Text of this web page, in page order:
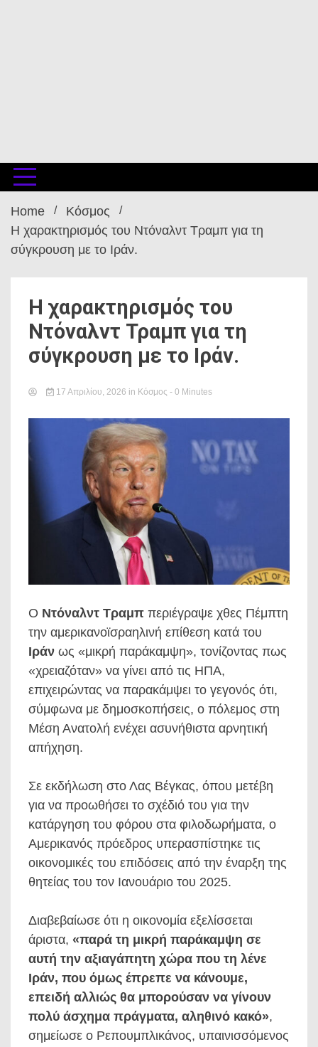
Home
Κόσμος
Η χαρακτηρισμός του Ντόναλντ Τραμπ για τη
σύγκρουση με το Ιράν.
Η χαρακτηρισμός του
Ντόναλντ Τραμπ για τη
σύγκρουση με το Ιράν.
17 Απριλίου, 2026 in Κόσμος - 0 Minutes
Ο Ντόναλντ Τραμπ περιέγραψε χθες Πέμπτη
την αμερικανοϊσραηλινή επίθεση κατά του
Ιράν ως «μικρή παράκαμψη», τονίζοντας πως
«χρειαζόταν» να γίνει από τις ΗΠΑ,
επιχειρώντας να παρακάμψει το γεγονός ότι,
σύμφωνα με δημοσκοπήσεις, ο πόλεμος στη
Μέση Ανατολή ενέχει ασυνήθιστα αρνητική
απήχηση.
Σε εκδήλωση στο Λας Βέγκας, όπου μετέβη
για να προωθήσει το σχέδιό του για την
κατάργηση του φόρου στα φιλοδωρήματα, ο
Αμερικανός πρόεδρος υπερασπίστηκε τις
οικονομικές του επιδόσεις από την έναρξη της
θητείας του τον Ιανουάριο του 2025.
Διαβεβαίωσε ότι η οικονομία εξελίσσεται
άριστα, «παρά τη μικρή παράκαμψη σε
αυτή την αξιαγάπητη χώρα που τη λένε
Ιράν, που όμως έπρεπε να κάνουμε,
επειδή αλλιώς θα μπορούσαν να γίνουν
πολύ άσχημα πράγματα, αληθινό κακό»,
σημείωσε ο Ρεπουμπλικάνος, υπαινισσόμενος